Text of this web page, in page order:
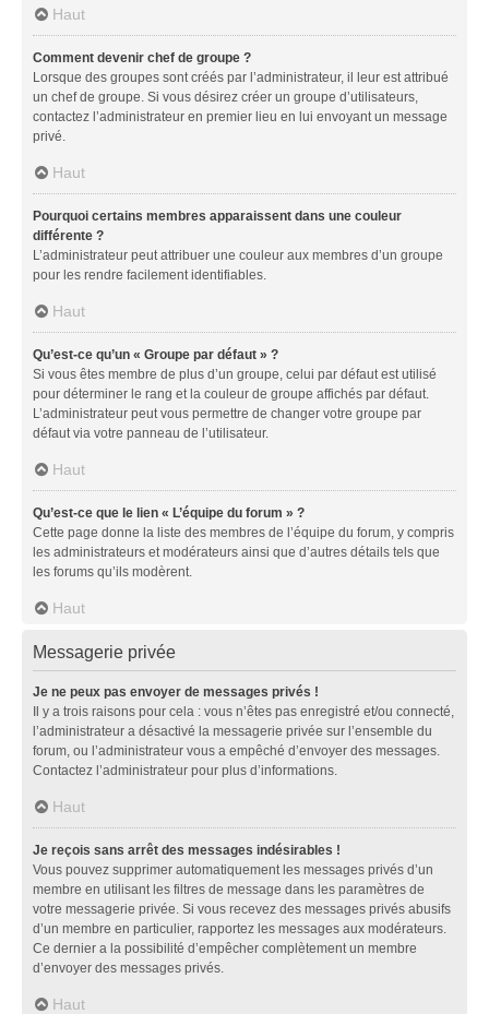
Haut
Comment devenir chef de groupe ?
Lorsque des groupes sont créés par l’administrateur, il leur est attribué
un chef de groupe. Si vous désirez créer un groupe d’utilisateurs,
contactez l’administrateur en premier lieu en lui envoyant un message
privé.
Haut
Pourquoi certains membres apparaissent dans une couleur
différente ?
L’administrateur peut attribuer une couleur aux membres d’un groupe
pour les rendre facilement identifiables.
Haut
Qu’est-ce qu’un « Groupe par défaut » ?
Si vous êtes membre de plus d’un groupe, celui par défaut est utilisé
pour déterminer le rang et la couleur de groupe affichés par défaut.
L’administrateur peut vous permettre de changer votre groupe par
défaut via votre panneau de l’utilisateur.
Haut
Qu’est-ce que le lien « L’équipe du forum » ?
Cette page donne la liste des membres de l’équipe du forum, y compris
les administrateurs et modérateurs ainsi que d’autres détails tels que
les forums qu’ils modèrent.
Haut
Messagerie privée
Je ne peux pas envoyer de messages privés !
Il y a trois raisons pour cela : vous n’êtes pas enregistré et/ou connecté,
l’administrateur a désactivé la messagerie privée sur l’ensemble du
forum, ou l’administrateur vous a empêché d’envoyer des messages.
Contactez l’administrateur pour plus d’informations.
Haut
Je reçois sans arrêt des messages indésirables !
Vous pouvez supprimer automatiquement les messages privés d’un
membre en utilisant les filtres de message dans les paramètres de
votre messagerie privée. Si vous recevez des messages privés abusifs
d’un membre en particulier, rapportez les messages aux modérateurs.
Ce dernier a la possibilité d’empêcher complètement un membre
d’envoyer des messages privés.
Haut